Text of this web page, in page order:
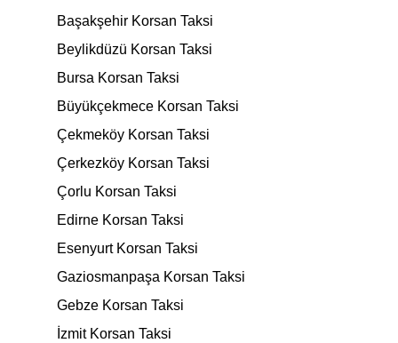
Başakşehir Korsan Taksi
Beylikdüzü Korsan Taksi
Bursa Korsan Taksi
Büyükçekmece Korsan Taksi
Çekmeköy Korsan Taksi
Çerkezköy Korsan Taksi
Çorlu Korsan Taksi
Edirne Korsan Taksi
Esenyurt Korsan Taksi
Gaziosmanpaşa Korsan Taksi
Gebze Korsan Taksi
İzmit Korsan Taksi